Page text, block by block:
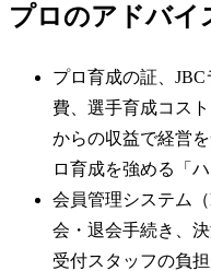
プロのアドバイ
プロ育成の証、
費、選手育成コス
からの収益で経営
ロ育成を強める「
会員管理システム
会・退会手続き、
受付スタッフの負